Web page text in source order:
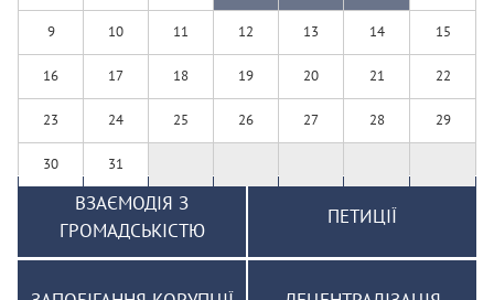
9 10 11 12 13 14 15
16 17 18 19 20 21 22
23 24 25 26 27 28 29
30 31
ВЗАЄМОДІЯ З
ГРОМАДСЬКІСТЮ
ПЕТИЦІЇ